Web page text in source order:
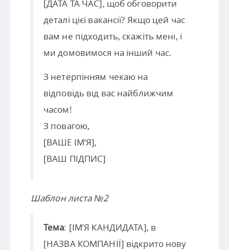
[ДАТА ТА ЧАС], щоб обговорити
деталі цієї вакансії? Якщо цей час
вам не підходить, скажіть мені, і
ми домовимося на інший час.
З нетерпінням чекаю на
відповідь від вас найближчим
часом!
З повагою,
[ВАШЕ ІМ’Я],
[ВАШ ПІДПИС]
Шаблон листа №2
Тема: [ІМ’Я КАНДИДАТА], в
[НАЗВА КОМПАНІЇ] відкрито нову